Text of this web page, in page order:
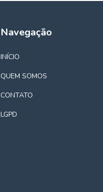
Navegação
INÍCIO
QUEM SOMOS
CONTATO
LGPD